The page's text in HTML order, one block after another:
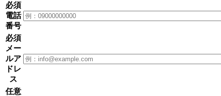
必須
電話
番号
必須
メー
ルア
ドレ
ス
任意